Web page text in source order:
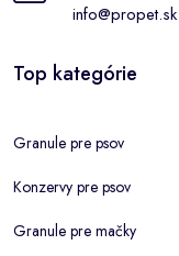
info@propet.sk
Top kategórie
Granule pre psov
Konzervy pre psov
Granule pre mačky